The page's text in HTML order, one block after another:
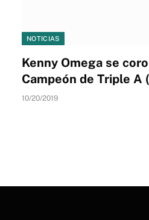
NOTICIAS
Kenny Omega se
Campeón de Triple A
10/20/2019